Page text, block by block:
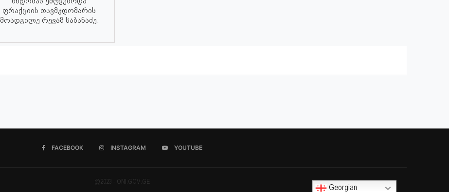
ფრაქციის თავმჯდომარის
მოადგილე რევაზ საბანაძე.
FACEBOOK INSTAGRAM YOUTUBE
@2023 - ONI.GOV.GE
Georgian